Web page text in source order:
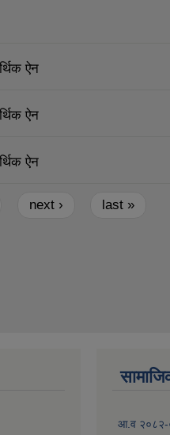
ऐन
ऐन
ऐन
next › last »
आ.व २०८२-